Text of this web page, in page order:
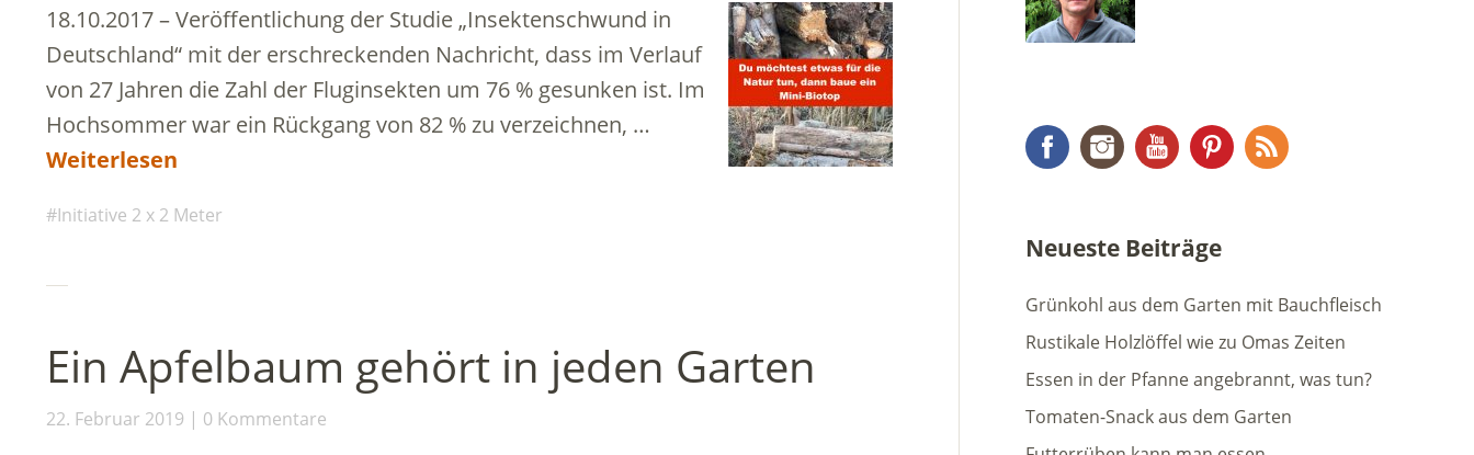
18.10.2017 – Veröffentlichung der Studie „Insektenschwund in
Deutschland“ mit der erschreckenden Nachricht, dass im Verlauf
von 27 Jahren die Zahl der Fluginsekten um 76 % gesunken ist. Im
Hochsommer war ein Rückgang von 82 % zu verzeichnen, …
Weiterlesen
Initiative 2 x 2 Meter
Ein Apfelbaum gehört in jeden Garten
22. Februar 2019 0 Kommentare
FacebookInstagramYouTubePinterestRSS Feed
Neueste Beiträge
Grünkohl aus dem Garten mit Bauchfleisch
Rustikale Holzlöffel wie zu Omas Zeiten
Essen in der Pfanne angebrannt, was tun?
Tomaten-Snack aus dem Garten